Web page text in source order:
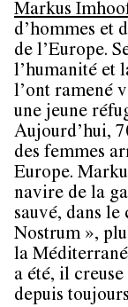
Markus
d’hommes et
de l’Europe.
l’humanité et
l’ont ramené
une jeune
Aujourd’hui,
des femmes
Europe.
navire de la
sauvé, dans
Nostrum »,
la
a été, il
depuis